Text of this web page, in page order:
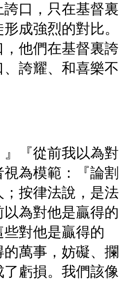
口，只在基督裏
成強烈的對比。
他們在基督裏誇
誇耀、和喜樂不
『從前我以為對
為模範：『論割
按律法說，是法
為對他是贏得的
對他是贏得的
萬事，妨礙、攔
虧損。我們該像